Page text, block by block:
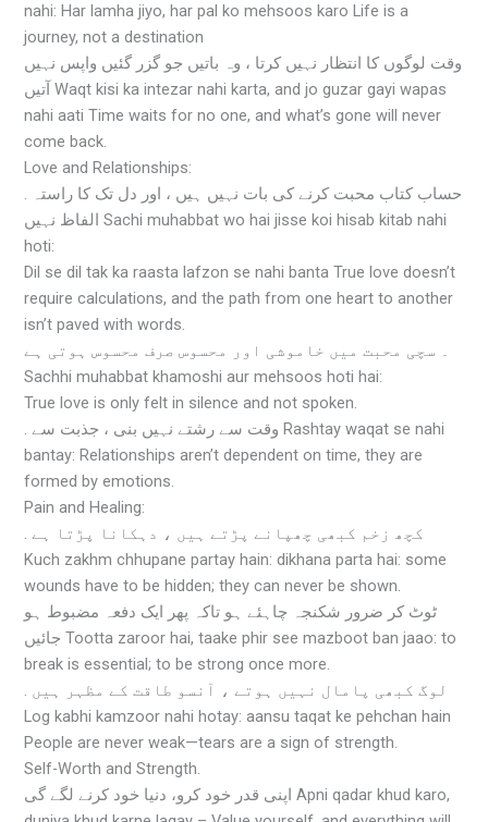
nahi: Har lamha jiyo, har pal ko mehsoos karo Life is a
journey, not a destination
وقت لوگوں کا انتظار نہیں کرتا ، وہ باتیں جو گزر گئیں واپس نہیں
آتیں Waqt kisi ka intezar nahi karta, and jo guzar gayi wapas
nahi aati Time waits for no one, and what’s gone will never
come back.
Love and Relationships:
. حساب کتاب محبت کرنے کی بات نہیں ہیں ، اور دل تک کا راستہ
الفاظ نہیں Sachi muhabbat wo hai jisse koi hisab kitab nahi
hoti:
Dil se dil tak ka raasta lafzon se nahi banta True love doesn’t
require calculations, and the path from one heart to another
isn’t paved with words.
۔ سچی محبت میں خاموشی اور محسوس صرف محسوس ہوتی ہے
Sachhi muhabbat khamoshi aur mehsoos hoti hai:
True love is only felt in silence and not spoken.
. وقت سے رشتے نہیں بنی ، جذبت سے Rashtay waqat se nahi
bantay: Relationships aren’t dependent on time, they are
formed by emotions.
Pain and Healing:
. کچھ زخم کبھی چھپانے پڑتے ہیں ، دہکانا پڑتا ہے
Kuch zakhm chhupane partay hain: dikhana parta hai: some
wounds have to be hidden; they can never be shown.
ٹوٹ کر ضرور شکنجہ چاہئے ہو تاکہ پھر ایک دفعہ مضبوط ہو
جائیں Tootta zaroor hai, taake phir see mazboot ban jaao: to
break is essential; to be strong once more.
. لوگ کبھی پامال نہیں ہوتے ، آنسو طاقت کے مظہر ہیں
Log kabhi kamzoor nahi hotay: aansu taqat ke pehchan hain
People are never weak—tears are a sign of strength.
Self-Worth and Strength.
اپنی قدر خود کرو، دنیا خود کرنے لگے گی Apni qadar khud karo,